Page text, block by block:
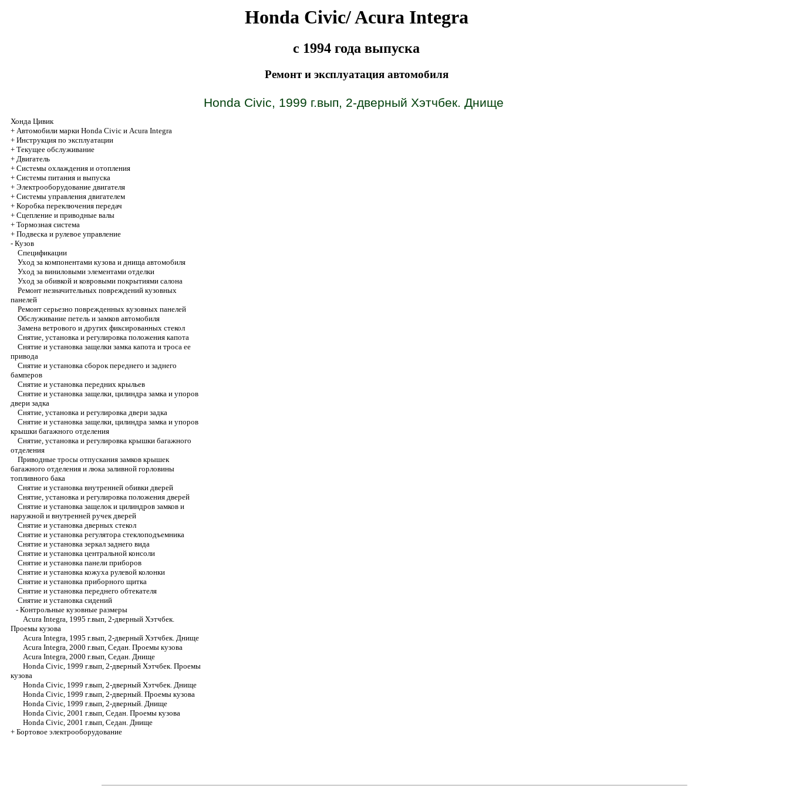
Honda Civic/ Acura Integra
с 1994 года выпуска
Ремонт и эксплуатация автомобиля
Хонда Цивик
+ Автомобили марки Honda Civic и Acura Integra
+ Инструкция по эксплуатации
+ Текущее обслуживание
+ Двигатель
+ Системы охлаждения и отопления
+ Системы питания и выпуска
+ Электрооборудование двигателя
+ Системы управления двигателем
+ Коробка переключения передач
+ Cцепление и приводные валы
+ Тормозная система
+ Подвеска и рулевое управление
- Кузов
Спецификации
Уход за компонентами кузова и днища автомобиля
Уход за виниловыми элементами отделки
Уход за обивкой и ковровыми покрытиями салона
Ремонт незначительных повреждений кузовных
панелей
Ремонт серьезно поврежденных кузовных панелей
Обслуживание петель и замков автомобиля
Замена ветрового и других фиксированных стекол
Снятие, установка и регулировка положения капота
Снятие и установка защелки замка капота и троса ее
привода
Снятие и установка сборок переднего и заднего
бамперов
Снятие и установка передних крыльев
Снятие и установка защелки, цилиндра замка и упоров
двери задка
Снятие, установка и регулировка двери задка
Снятие и установка защелки, цилиндра замка и упоров
крышки багажного отделения
Снятие, установка и регулировка крышки багажного
отделения
Приводные тросы отпускания замков крышек
багажного отделения и люка заливной горловины
топливного бака
Снятие и установка внутренней обивки дверей
Снятие, установка и регулировка положения дверей
Снятие и установка защелок и цилиндров замков и
наружной и внутренней ручек дверей
Снятие и установка дверных стекол
Снятие и установка регулятора стеклоподъемника
Снятие и установка зеркал заднего вида
Снятие и установка центральной консоли
Снятие и установка панели приборов
Снятие и установка кожуха рулевой колонки
Снятие и установка приборного щитка
Снятие и установка переднего обтекателя
Снятие и установка сидений
- Контрольные кузовные размеры
Acura Integra, 1995 г.вып, 2-дверный Хэтчбек.
Проемы кузова
Acura Integra, 1995 г.вып, 2-дверный Хэтчбек. Днище
Acura Integra, 2000 г.вып, Седан. Проемы кузова
Acura Integra, 2000 г.вып, Седан. Днище
Honda Civic, 1999 г.вып, 2-дверный Хэтчбек. Проемы
кузова
Honda Civic, 1999 г.вып, 2-дверный Хэтчбек. Днище
Honda Civic, 1999 г.вып, 2-дверный. Проемы кузова
Honda Civic, 1999 г.вып, 2-дверный. Днище
Honda Civic, 2001 г.вып, Седан. Проемы кузова
Honda Civic, 2001 г.вып, Седан. Днище
+ Бортовое электрооборудование
Honda Civic, 1999 г.вып, 2-дверный Хэтчбек. Днище